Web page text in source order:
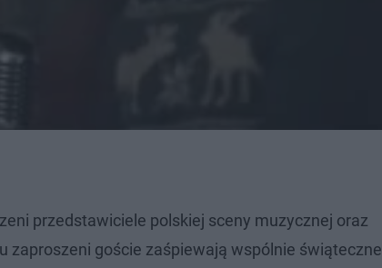
przedstawiciele polskiej sceny muzycznej oraz
zaproszeni goście zaśpiewają wspólnie świąteczne